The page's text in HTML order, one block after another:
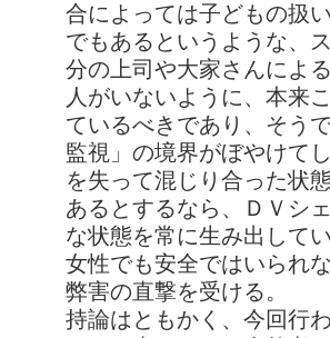
合によっては子どもの扱
でもあるというような、
分の上司や大家さんによ
人がいないように、本来
ているべきであり、そう
監視」の境界がぼやけて
を失って混じり合った状
あるとするなら、ＤＶシ
な状態を常に生み出して
女性でも安全ではいられ
弊害の直撃を受ける。
持論はともかく、今回行